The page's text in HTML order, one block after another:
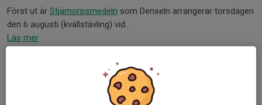
Först ut är Stjärnorpsmedeln som Denseln arrangerar torsdagen
den 6 augusti (kvällstävling) vid...
Läs mer
Månadens bana